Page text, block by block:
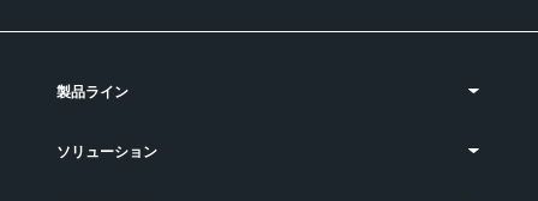
製品ライン
ソリューション